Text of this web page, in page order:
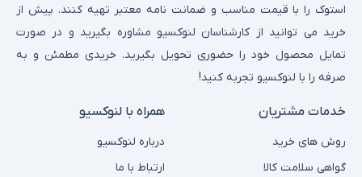
(کامپیوتر یا کنسول). شامل HDMI، VGA، DVI و DisplayPort که هر
کدام کیفیت و رزولوشن خاصی ارائه می‌دهند.
کابل دیتا:
کابل‌های دیتا با سرعت بالا تولید می‌کنند.
کابل شبکه:
اتصال دستگاه‌ها به شبکه اینترنت یا شبکه داخلی برای انتقال داده‌های
استوک را با قیمت مناسب و ضمانت نامه معتبر تهیه کنند. پیش از
خرید می توانید از کارشناسان لنوکسیو مشاوره بگیرید و در صورت
تمایل محصول خود را حضوری تحویل بگیرید. خریدی مطمئن و به
صرفه را با لنوکسیو تجربه کنید!
خدمات مشتریان
روش های خرید
گواهی سلامت کالا
همراه با لنوکسیو
درباره لنوکسیو
ارتباط با ما